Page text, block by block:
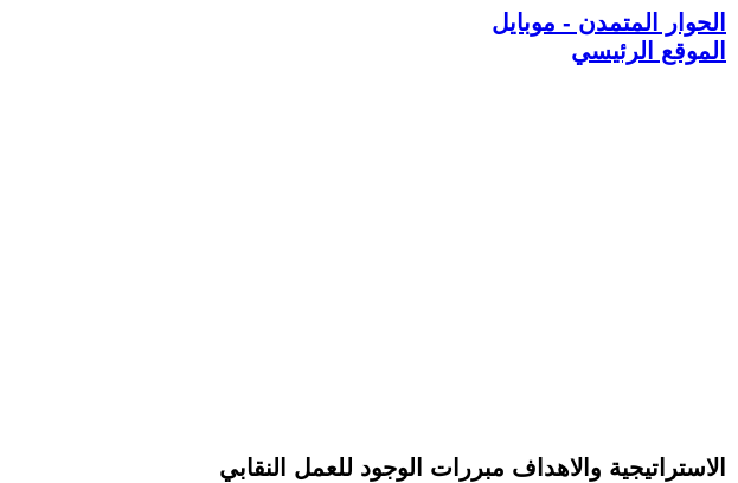
الحوار المتمدن - موبايل
الموقع الرئيسي
الاستراتيجية والاهداف مبررات الوجود للعمل النقابي